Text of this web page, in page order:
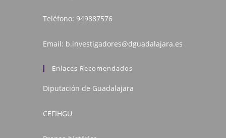
Teléfono: 949887576
Email: b.investigadores@dguadalajara.es
Enlaces Recomendados
Diputación de Guadalajara
CEFIHGU